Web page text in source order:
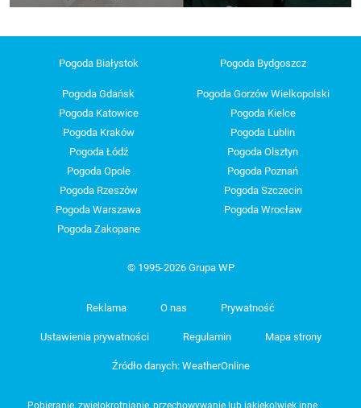
Pogoda Białystok Pogoda Bydgoszcz
Pogoda Gdańsk
Pogoda Gorzów Wielkopolski
Pogoda Katowice
Pogoda Kielce
Pogoda Kraków
Pogoda Lublin
Pogoda Łódź
Pogoda Olsztyn
Pogoda Opole
Pogoda Poznań
Pogoda Rzeszów
Pogoda Szczecin
Pogoda Warszawa
Pogoda Wrocław
Pogoda Zakopane
© 1995-2026 Grupa WP
Reklama O nas Prywatność
Ustawienia prywatności Regulamin Mapa strony
Źródło danych: WeatherOnline
Pobieranie, zwielokrotnianie, przechowywanie lub jakiekolwiek inne